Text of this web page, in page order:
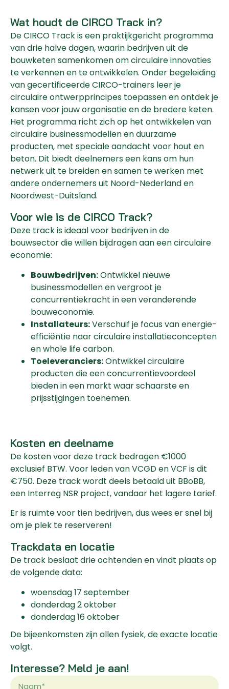
Wat houdt de CIRCO Track in?
De CIRCO Track is een praktijkgericht programma
van drie halve dagen, waarin bedrijven uit de
bouwketen samenkomen om circulaire innovaties
te verkennen en te ontwikkelen. Onder begeleiding
van gecertificeerde CIRCO-trainers leer je
circulaire ontwerpprincipes toepassen en ontdek je
kansen voor jouw organisatie en de bredere keten.
Het programma richt zich op het ontwikkelen van
circulaire businessmodellen en duurzame
producten, met speciale aandacht voor hout en
beton. Dit biedt deelnemers een kans om hun
netwerk uit te breiden en samen te werken met
andere ondernemers uit Noord-Nederland en
Noordwest-Duitsland.
Voor wie is de CIRCO Track?
Deze track is ideaal voor bedrijven in de
bouwsector die willen bijdragen aan een circulaire
economie:
Bouwbedrijven:Ontwikkel nieuwe
businessmodellen en vergroot je
concurrentiekracht in een veranderende
bouweconomie.
Installateurs:Verschuif je focus van energie-
efficiëntie naar circulaire installatieconcepten
en whole life carbon.
Toeleveranciers:Ontwikkel circulaire
producten die een concurrentievoordeel
bieden in een markt waar schaarste en
prijsstijgingen toenemen.
Kosten en deelname
De kosten voor deze track bedragen €1000
exclusief BTW. Voor leden van VCGD en VCF is dit
€750. Deze track wordt deels betaald uit BBoBB,
een Interreg NSR project, vandaar het lagere tarief.
Er is ruimte voor tien bedrijven, dus wees er snel bij
om je plek te reserveren!
Trackdata en locatie
De track beslaat drie ochtenden en vindt plaats op
de volgende data:
woensdag 17 september
donderdag 2 oktober
donderdag 16 oktober
De bijeenkomsten zijn allen fysiek, de exacte locatie
volgt.
Interesse? Meld je aan!